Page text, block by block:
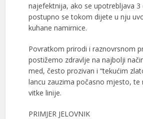
najefektnija, ako se upotrebljava 3
postupno se tokom dijete u nju
kuhane namirnice.
Povratkom prirodi i raznovrsnom
postižemo zdravlje na najbolji
med, često prozivan i “tekućim
lancu zauzima počasno mjesto, te
vitke linije.
PRIMJER JELOVNIK